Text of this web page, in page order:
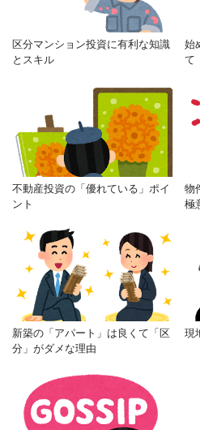
区分マンション投資に有利な知識
とスキル
始
て
不動産投資の「優れている」ポイ
ント
物
極
新築の「アパート」は良くて「区
分」がダメな理由
現